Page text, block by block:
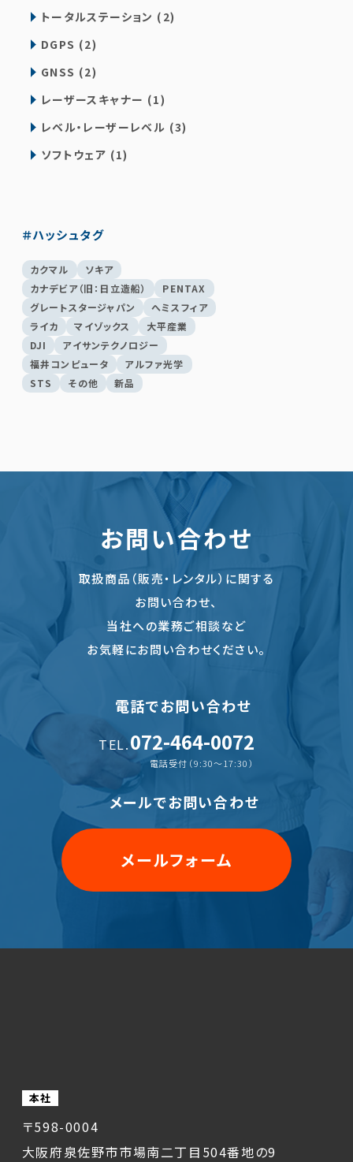
トータルステーション (2)
DGPS (2)
GNSS (2)
レーザースキャナー (1)
レベル・レーザーレベル (3)
ソフトウェア (1)
＃ハッシュタグ
カクマル
ソキア
カナデビア（旧：日立造船）
PENTAX
グレートスタージャパン
へミスフィア
ライカ
マイゾックス
大平産業
DJI
アイサンテクノロジー
福井コンピュータ
アルファ光学
STS
その他 新品
お問い合わせ
取扱商品（販売・レンタル）に関する
お問い合わせ、
当社への業務ご相談など
お気軽にお問い合わせください。
電話でお問い合わせ
TEL.072-464-0072
電話受付（9:30〜17:30）
メールでお問い合わせ
メールフォーム
本社
〒598-0004
大阪府泉佐野市市場南二丁目504番地の9